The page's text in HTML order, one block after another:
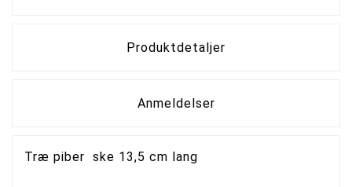
Produktdetaljer
Anmeldelser
Træ piber ske 13,5 cm lang